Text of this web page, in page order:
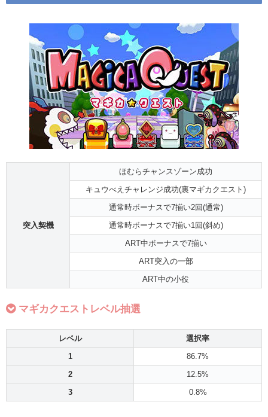
突入契機
ほむらチャンスゾーン成功
キュウべえチャレンジ成功(裏マギカクエスト)
通常時ボーナスで7揃い2回(通常)
通常時ボーナスで7揃い1回(斜め)
ART中ボーナスで7揃い
ART突入の一部
ART中の小役
マギカクエストレベル抽選
レベル
選択率
1
86.7%
2
12.5%
3
0.8%